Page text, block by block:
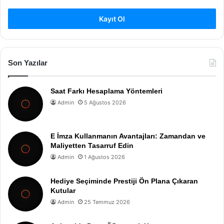
Kayıt Ol
Son Yazılar
Saat Farkı Hesaplama Yöntemleri
Admin 5 Ağustos 2026
E İmza Kullanmanın Avantajları: Zamandan ve
Maliyetten Tasarruf Edin
Admin 1 Ağustos 2026
Hediye Seçiminde Prestiji Ön Plana Çıkaran
Kutular
Admin 25 Temmuz 2026